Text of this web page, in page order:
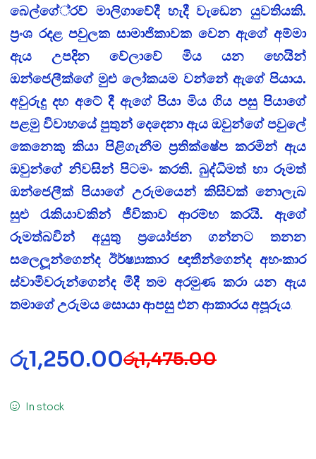
බෙල්ගේ‍්‍රව් මාලිගාවේදී හැදී වැඩෙන යුවතියකි.
ප‍්‍රංශ රදළ පවුලක සාමාජිකාවක වෙන ඇගේ අම්මා
ඇය උපදින වේලාවේ මිය යන හෙයින්
ඔන්ජෙලීක්ගේ මුළු ලෝකයම වන්නේ ඇගේ පියාය.
අවුරුදු දහ අටේ දී ඇගේ පියා මිය ගිය පසු පියාගේ
පළමු විවාහයේ පුතුන් දෙදෙනා ඇය ඔවුන්ගේ පවුලේ
කෙනෙකු කියා පිළිගැනීම ප‍්‍රතික්ෂේප කරමින් ඇය
ඔවුන්ගේ නිවසින් පිටමං කරති. බුද්ධිමත් හා රූමත්
ඔන්ජෙලීක් පියාගේ උරුමයෙන් කිසිවක් නොලැබ
සුළු රැකියාවකින් ජීවිකාව ආරම්භ කරයි. ඇගේ
රූමත්බවින් අයුතු ප‍්‍රයෝජන ගන්නට තනන
සලෙලූන්ගෙන්ද ඊර්ෂ්‍යාකාර ඥාතීන්ගෙන්ද අහංකාර
ස්වාමිවරුන්ගෙන්ද මිදී තම අරමුණ කරා යන ඇය
තමාගේ උරුමය සොයා ආපසු එන ආකාරය අපූරුය.
රු1,475.00
රු1,250.00
In stock